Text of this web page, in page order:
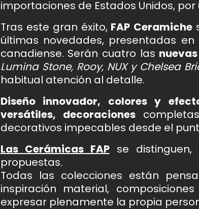
importaciones de Estados Unidos,
Tras este gran éxito, FAP Ceramiche
últimas novedades, presentadas
canadiense. Serán cuatro las
Lumina Stone, Rooy, NUX y Chelsea
habitual atención al detalle.
Diseño innovador, colores y
versátiles, decoraciones
decorativos impecables desde el
Las Cerámicas FAPse distinguen,
propuestas.
Todas las colecciones están
inspiración material,
expresar plenamente la propia